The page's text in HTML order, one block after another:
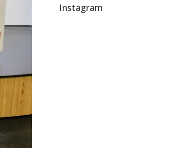
Instagram